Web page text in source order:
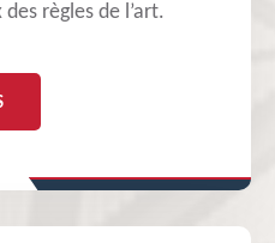
règles de l’art.